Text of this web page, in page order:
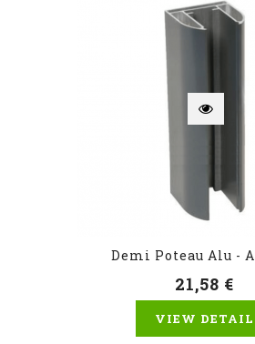
Demi Poteau Alu -
21,58 €
VIEW DETAIL